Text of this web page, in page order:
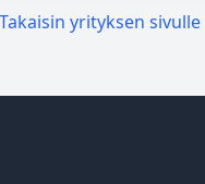
yrityksen sivulle